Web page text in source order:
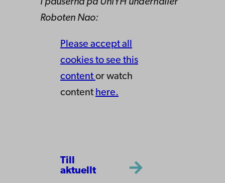
Roboten Nao:
Please accept all
cookies to see this
content or watch
content here.
Till
aktuellt